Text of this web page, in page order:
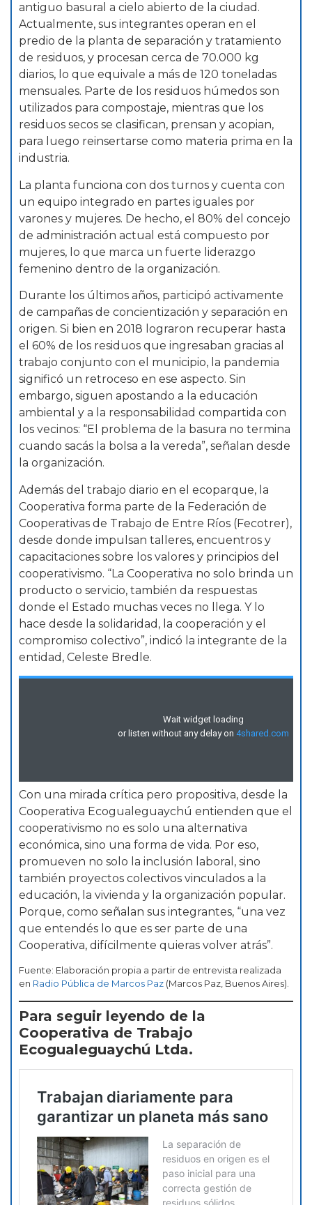
antiguo basural a cielo abierto de la ciudad.
Actualmente, sus integrantes operan en el
predio de la planta de separación y tratamiento
de residuos, y procesan cerca de 70.000 kg
diarios, lo que equivale a más de 120 toneladas
mensuales. Parte de los residuos húmedos son
utilizados para compostaje, mientras que los
residuos secos se clasifican, prensan y acopian,
para luego reinsertarse como materia prima en la
industria.
La planta funciona con dos turnos y cuenta con
un equipo integrado en partes iguales por
varones y mujeres. De hecho, el 80% del concejo
de administración actual está compuesto por
mujeres, lo que marca un fuerte liderazgo
femenino dentro de la organización.
Durante los últimos años, participó activamente
de campañas de concientización y separación en
origen. Si bien en 2018 lograron recuperar hasta
el 60% de los residuos que ingresaban gracias al
trabajo conjunto con el municipio, la pandemia
significó un retroceso en ese aspecto. Sin
embargo, siguen apostando a la educación
ambiental y a la responsabilidad compartida con
los vecinos: “El problema de la basura no termina
cuando sacás la bolsa a la vereda”, señalan desde
la organización.
Además del trabajo diario en el ecoparque, la
Cooperativa forma parte de la Federación de
Cooperativas de Trabajo de Entre Ríos (Fecotrer),
desde donde impulsan talleres, encuentros y
capacitaciones sobre los valores y principios del
cooperativismo. “La Cooperativa no solo brinda un
producto o servicio, también da respuestas
donde el Estado muchas veces no llega. Y lo
hace desde la solidaridad, la cooperación y el
compromiso colectivo”, indicó la integrante de la
entidad, Celeste Bredle.
Con una mirada crítica pero propositiva, desde la
Cooperativa Ecogualeguaychú entienden que el
cooperativismo no es solo una alternativa
económica, sino una forma de vida. Por eso,
promueven no solo la inclusión laboral, sino
también proyectos colectivos vinculados a la
educación, la vivienda y la organización popular.
Porque, como señalan sus integrantes, “una vez
que entendés lo que es ser parte de una
Cooperativa, difícilmente quieras volver atrás”.
Fuente: Elaboración propia a partir de entrevista realizada
en Radio Pública de Marcos Paz (Marcos Paz, Buenos Aires).
Para seguir leyendo de la
Cooperativa de Trabajo
Ecogualeguaychú Ltda.